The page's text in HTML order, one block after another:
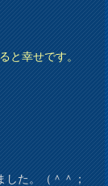
と幸せです。
した。（＾＾；